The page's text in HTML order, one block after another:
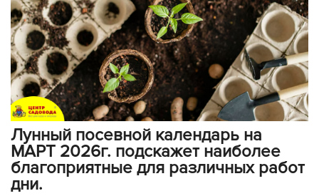
Лунный посевной календарь на
МАРТ 2026г. подскажет наиболее
благоприятные для различных работ
дни.